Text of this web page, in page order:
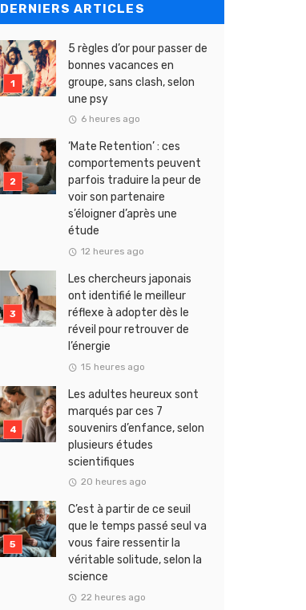
DERNIERS ARTICLES
5 règles d’or pour passer de
bonnes vacances en
groupe, sans clash, selon
une psy
6 heures ago
‘Mate Retention’ : ces
comportements peuvent
parfois traduire la peur de
voir son partenaire
s’éloigner d’après une
étude
12 heures ago
Les chercheurs japonais
ont identifié le meilleur
réflexe à adopter dès le
réveil pour retrouver de
l’énergie
15 heures ago
Les adultes heureux sont
marqués par ces 7
souvenirs d’enfance, selon
plusieurs études
scientifiques
20 heures ago
C’est à partir de ce seuil
que le temps passé seul va
vous faire ressentir la
véritable solitude, selon la
science
22 heures ago